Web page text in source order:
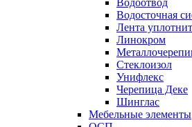
Водоотвод
Водосточная
Лента
Линокром
Стеклоизол
Унифлекс
Черепица Деке
Шинглас
Мебельные элементы